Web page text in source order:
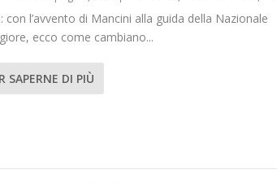
con l’avvento di Mancini alla guida della Nazionale
ecco come cambiano...
SAPERNE DI PIÙ